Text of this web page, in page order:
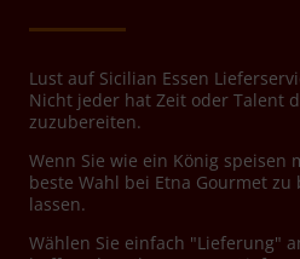
Lust auf Sicilian Essen
Nicht jeder hat Zeit oder Talent
zuzubereiten.
Wenn Sie wie ein König speisen
beste Wahl bei Etna Gourmet
lassen.
Wählen Sie einfach "Lieferung"